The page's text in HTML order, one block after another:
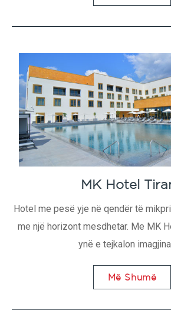
MK Hotel
Hotel me pesë yje në qendër të
me një horizont mesdhetar. Me MK
ynë e tejkalon
Më Shumë